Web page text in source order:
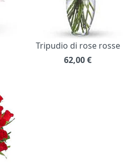
Tripudio di rose rosse
62,00€